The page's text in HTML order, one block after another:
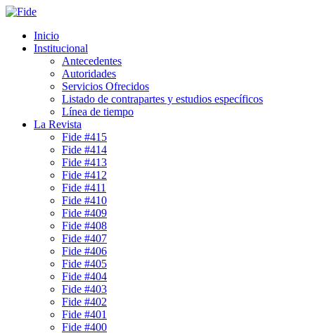
Inicio
Institucional
Antecedentes
Autoridades
Servicios Ofrecidos
Listado de contrapartes y estudios específicos
Línea de tiempo
La Revista
Fide #415
Fide #414
Fide #413
Fide #412
Fide #411
Fide #410
Fide #409
Fide #408
Fide #407
Fide #406
Fide #405
Fide #404
Fide #403
Fide #402
Fide #401
Fide #400